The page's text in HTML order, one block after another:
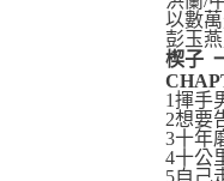
以數
彭玉
楔子
1揮手
2想要
3十年
4十公
5自己